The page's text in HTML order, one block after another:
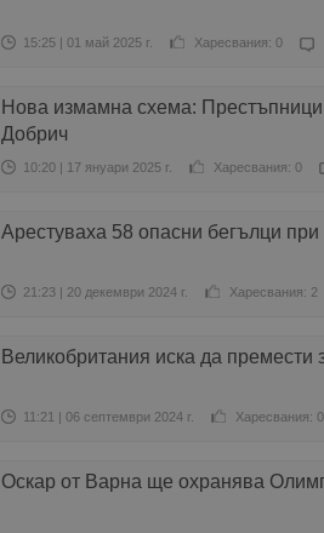
15:25 | 01 май 2025 г. Харесвания: 0
Нова измамна схема:
Добрич
10:20 | 17 януари 2025 г. Харесвания: 0
Арестуваха 58 опасни бегълци
21:23 | 20 декември 2024 г. Харесвания: 2
Великобритания иска да премести
11:21 | 06 септември 2024 г. Харесвания: 0
Оскар от Варна ще охранява